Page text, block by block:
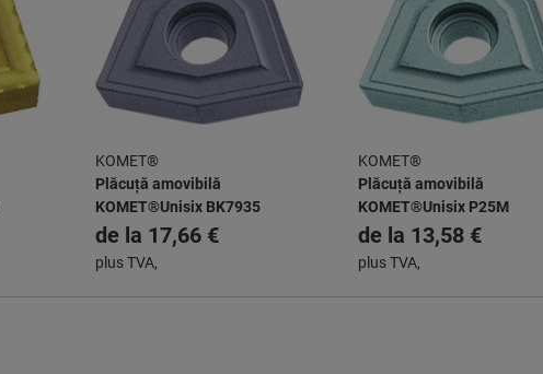
KOMET®
Plăcuță amovibilă
KOMET®Unisix BK7935
de la 17,66 €
plus TVA,
KOMET®
Plăcuță amovibilă
KOMET®Unisix P25M
de la 13,58 €
plus TVA,